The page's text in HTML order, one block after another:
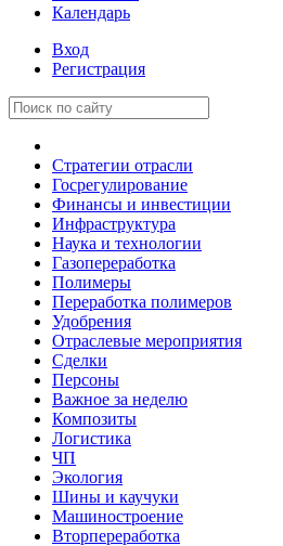
Календарь
Вход
Регистрация
Стратегии отрасли
Госрегулирование
Финансы и инвестиции
Инфраструктура
Наука и технологии
Газопереработка
Полимеры
Переработка полимеров
Удобрения
Отраслевые мероприятия
Сделки
Персоны
Важное за неделю
Композиты
Логистика
ЧП
Экология
Шины и каучуки
Машиностроение
Вторпереработка